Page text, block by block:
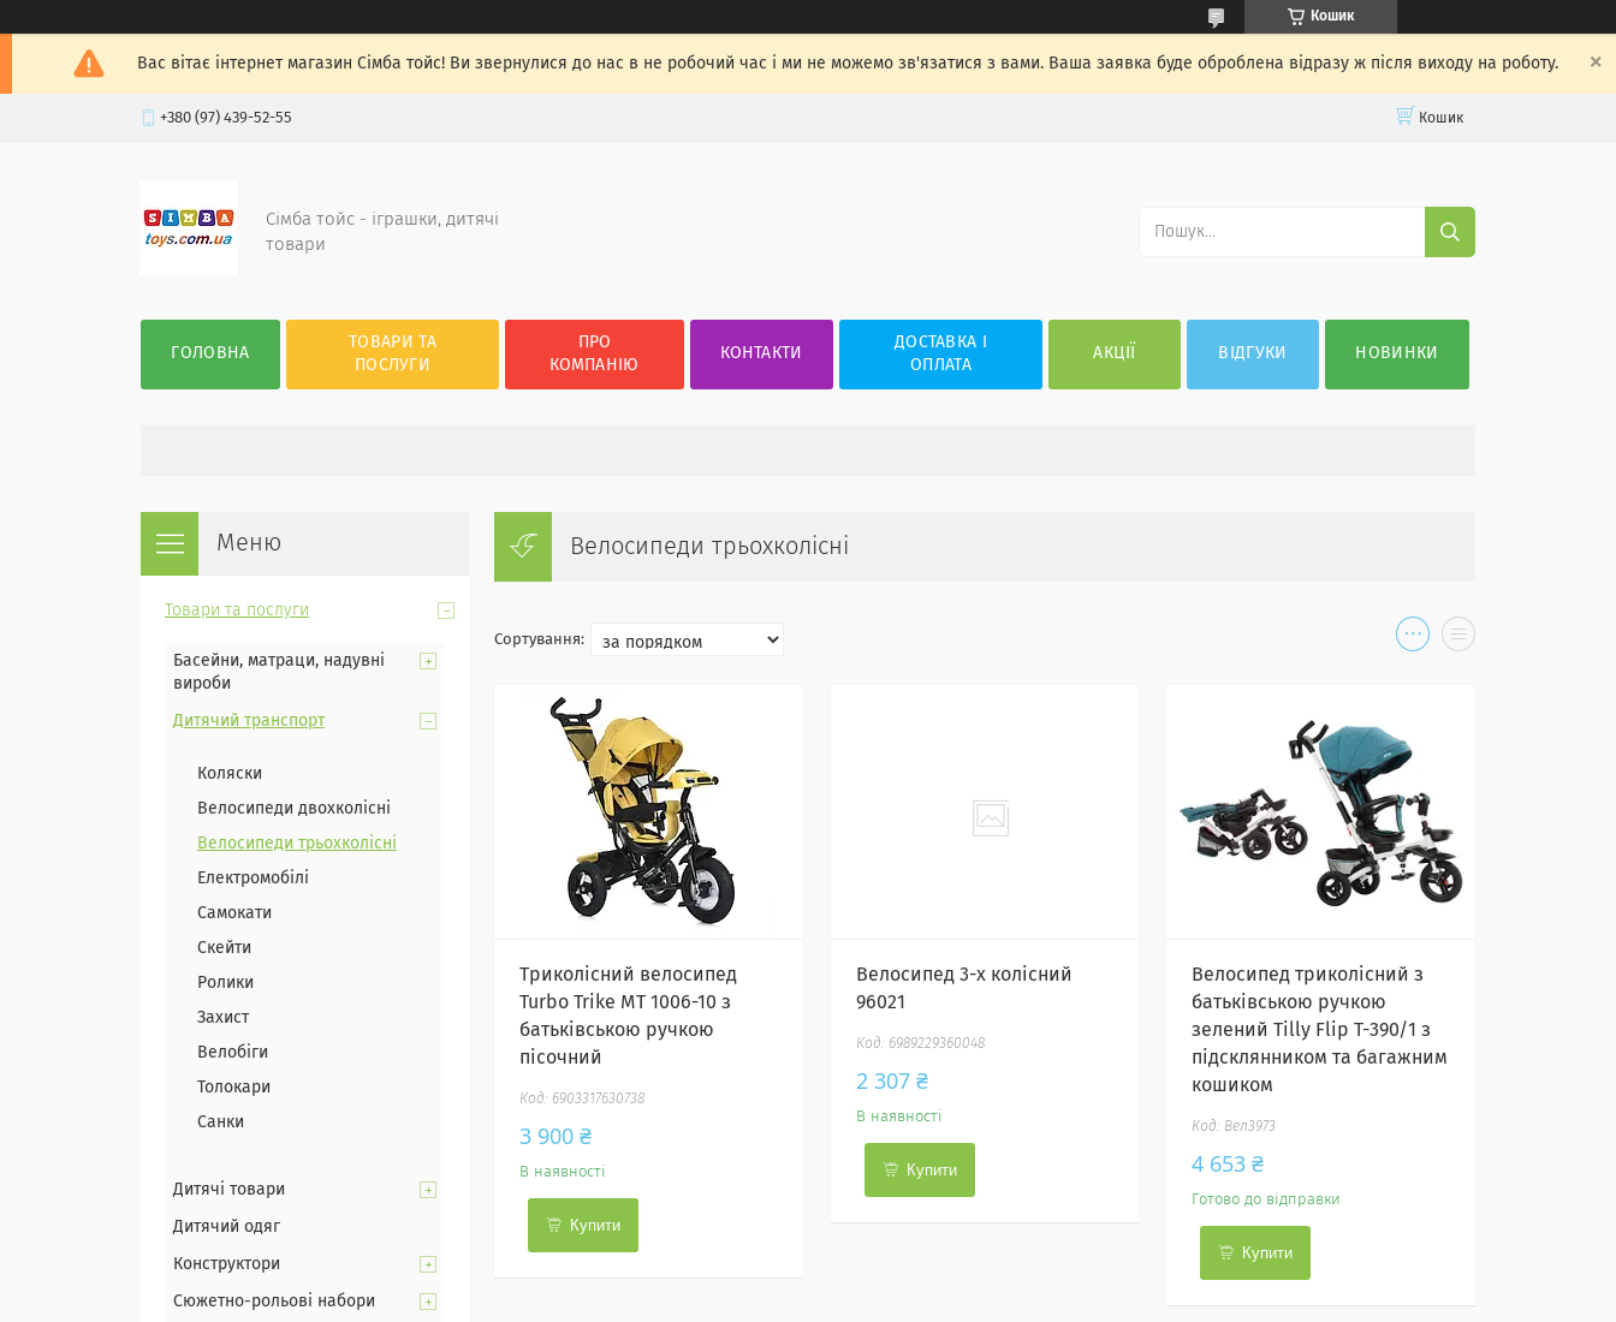
Кошик
Вас вітає інтернет магазин Сімба тойс! Ви звернулися до нас в не робочий час і ми не можемо зв'язатися з вами. Ваша заявка буде оброблена відразу ж після виходу на роботу.
+380 (97) 439-52-55 Кошик
Сімба тойс - іграшки, дитячі
товари
ГОЛОВНА
ТОВАРИ ТА
ПОСЛУГИ
ПРО
КОМПАНІЮ
КОНТАКТИ
ДОСТАВКА І
ОПЛАТА
АКЦІЇ ВІДГУКИ НОВИНКИ
Велосипеди трьохколісні
Триколісний велосипед
Turbo Trike MT 1006-10 з
батьківською ручкою
пісочний
6903317630738
3 900 ₴
В наявності
Купити
Велосипед 3-х колісний
96021
6989229360048
2 307 ₴
В наявності
Купити
Велосипед триколісний з
батьківською ручкою
зелений Tilly Flip T-390/1 з
підсклянником та багажним
кошиком
Вел3973
4 653 ₴
Готово до відправки
Купити
Товари та послуги
Басейни, матраци, надувні
вироби
Дитячий транспорт
Коляски
Велосипеди двохколісні
Велосипеди трьохколісні
Електромобілі
Самокати
Скейти
Ролики
Захист
Велобіги
Толокари
Санки
Дитячі товари
Дитячий одяг
Конструктори
Сюжетно-рольові набори